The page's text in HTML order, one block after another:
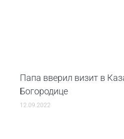
Папа вверил визит в
Богородице
12.09.2022